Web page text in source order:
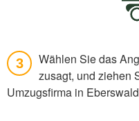
3
Wählen Sie das
zusagt, und ziehen
Umzugsfirma in